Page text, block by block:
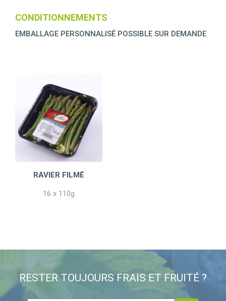
CONDITIONNEMENTS
EMBALLAGE PERSONNALISÉ POSSIBLE SUR DEMANDE
RAVIER FILMÉ
16 x 110g
RESTER TOUJOURS FRAIS ET FRUITÉ ?